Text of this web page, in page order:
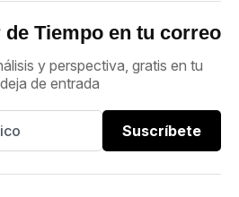
Tiempo en tu correo
y perspectiva, gratis en tu
de entrada
Suscríbete